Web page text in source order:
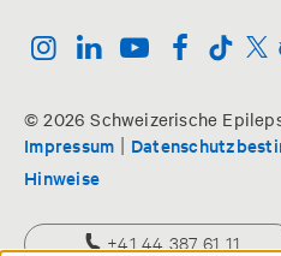
© 2026 Schweizerische
Impressum |
Hinweise
+41 44 387 61 11